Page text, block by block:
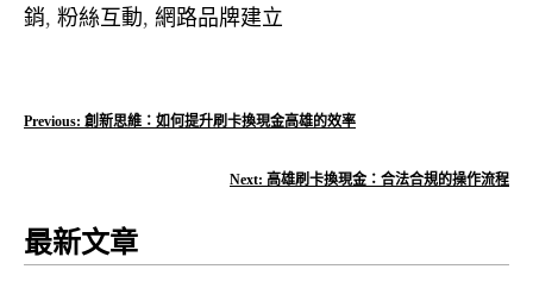
銷, 粉絲互動, 網路品牌建立
文
覽
Previous: 創新思維：如何提升刷卡換現金高雄的效率
Next: 高雄刷卡換現金：合法合規的操作流程
最新文章